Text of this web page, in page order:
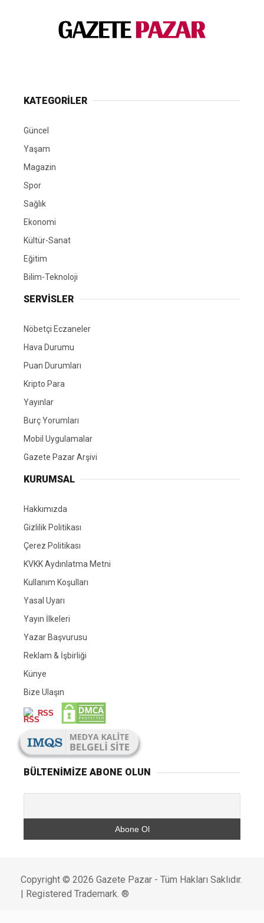
KATEGORİLER
Güncel
Yaşam
Magazin
Spor
Sağlık
Ekonomi
Kültür-Sanat
Eğitim
Bilim-Teknoloji
SERVİSLER
Nöbetçi Eczaneler
Hava Durumu
Puan Durumları
Kripto Para
Yayınlar
Burç Yorumları
Mobil Uygulamalar
Gazete Pazar Arşivi
KURUMSAL
Hakkımızda
Gizlilik Politikası
Çerez Politikası
KVKK Aydınlatma Metni
Kullanım Koşulları
Yasal Uyarı
Yayın İlkeleri
Yazar Başvurusu
Reklam & İşbirliği
Künye
Bize Ulaşın
RSS
BÜLTENIMIZE ABONE OLUN
Copyright © 2026 Gazete Pazar - Tüm Hakları Saklıdır.
| Registered Trademark. ®